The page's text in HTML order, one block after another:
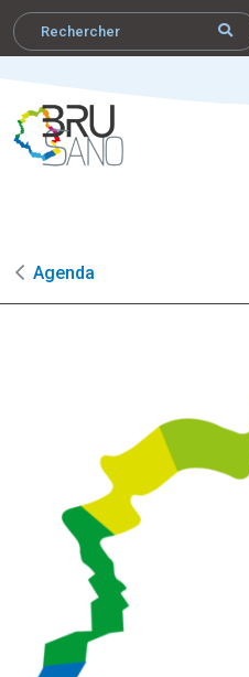
Agenda